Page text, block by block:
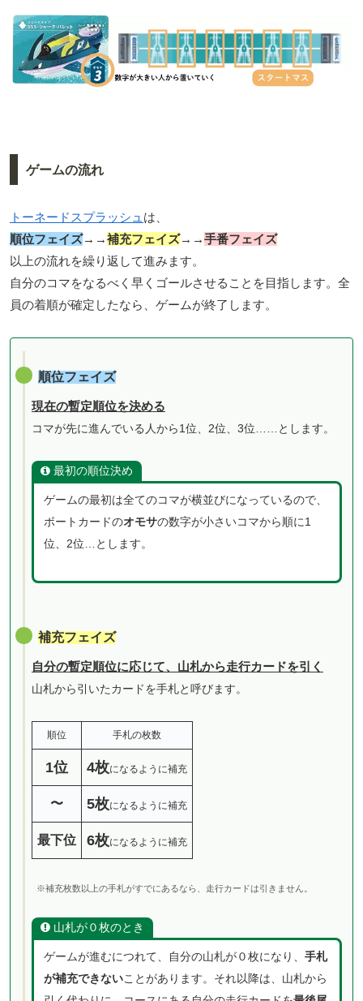
ゲームの流れ
トーネードスプラッシュ は、
順位フェイズ→→補充フェイズ→→手番フェイズ
以上の流れを繰り返して進みます。
自分のコマをなるべく早くゴールさせることを目指します。全
員の着順が確定したなら、ゲームが終了します。
順位フェイズ
現在の暫定順位を決める
コマが先に進んでいる人から1位、2位、3位……とします。
最初の順位決め
ゲームの最初は全てのコマが横並びになっているので、
ボートカードのオモサの数字が小さいコマから順に1
位、2位…とします。
補充フェイズ
自分の暫定順位に応じて、山札から走行カードを引く
山札から引いたカードを手札と呼びます。
順位 手札の枚数
1位 4枚になるように補充
〜 5枚になるように補充
最下位 6枚になるように補充
※補充枚数以上の手札がすでにあるなら、走行カードは引きません。
山札が０枚のとき
ゲームが進むにつれて、自分の山札が０枚になり、 手札
が補充できないことがあります。それ以降は、山札から